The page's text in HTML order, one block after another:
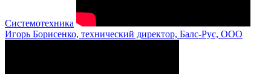
Системотехника
Игорь Борисенко, технический директор, Балс-Рус, ООО